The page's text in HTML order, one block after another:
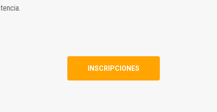
INSCRIPCIONES